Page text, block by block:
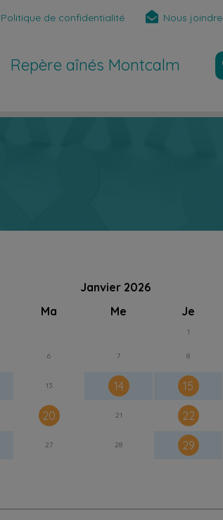
Politique de confidentialité Nous joindre
Repère aînés Montcalm
Janvier 2026
Ma Me Je
1
6 7 8
13 14 15
20 21 22
27 28 29